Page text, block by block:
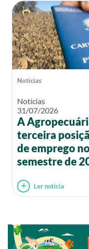
Notícias
Notícias
31/07/2026
A
terceira
de emprego
semestre de
Ler notícia